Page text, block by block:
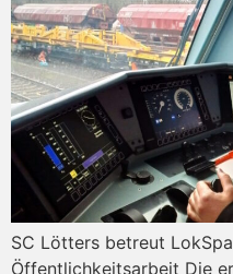
SC Lötters betreut
Öffentlichkeitsarbeit Die